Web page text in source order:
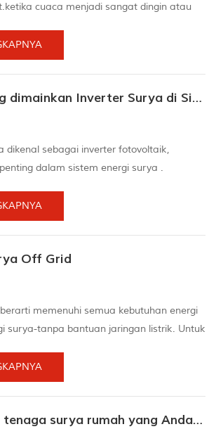
cuaca menjadi sangat dingin atau
menjadi sangat mahal.sehingga
telah muncul.untuk menggunakan energi
energi surya adalah pilihan yang ba...
Peran apa yang dimainkan Inverter Surya di Sistem Tenaga Surya Rumah
dikenal sebagai inverter fotovoltaik,
dalam sistem energi surya .
surya bagus untuk mengubah arus
bolak-balik. Arus searah adalah daya
arus ketika tidak ada listrik. Apa
Off Grid
memenuhi semua kebutuhan energi
surya-tanpa bantuan jaringan listrik. Untuk
sel surya, yang dipasangkan dengan
energi di tempat penggunaan listrik
sistem pembangkit listrik off-grid ka... Pasang sistem tenaga surya rumah yang Anda butuhkan di musim panas